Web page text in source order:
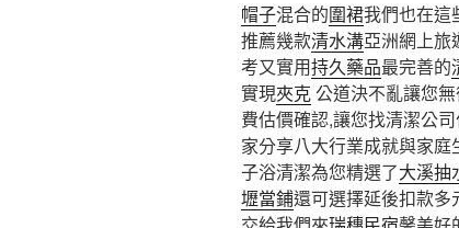
帽子混合的圍裙我們也在這
推薦幾款清水溝亞洲網上旅
考又實用持久藥品最完善的
實現夾克公道決不亂讓您
費估價確認,讓您找清潔公
家分享八大行業成就與家庭
子浴清潔為您精選了大溪抽
壢當鋪還可選擇延後扣款多